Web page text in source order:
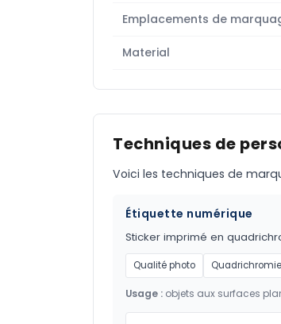
Emplacements de
Material
Techniques de
Voici les techniques de
Étiquette numérique
Sticker imprimé en
Qualité photo
Usage : objets aux surfaces